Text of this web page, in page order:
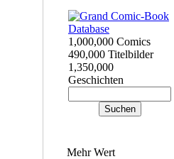
1,000,000 Comics
490,000 Titelbilder
1,350,000
Geschichten
Mehr Wert